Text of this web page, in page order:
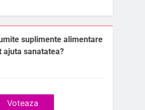
suplimente alimentare
ajuta sanatatea?